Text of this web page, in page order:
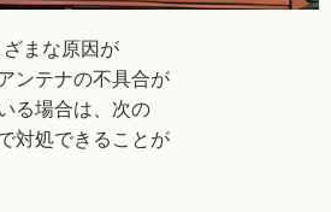
まな原因が
ンテナの不具合が
る場合は、次の
対処できることが